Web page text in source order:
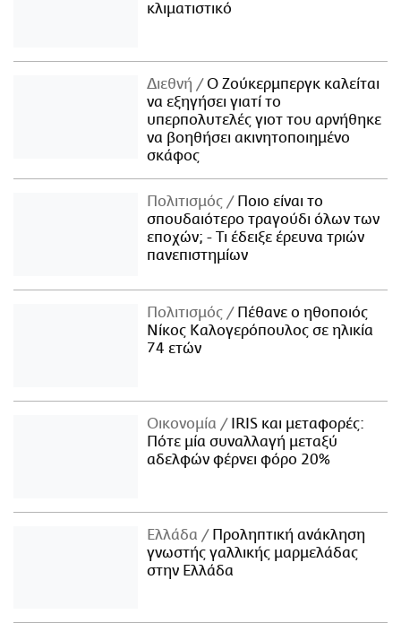
κλιματιστικό
Διεθνή
Ο Ζούκερμπεργκ καλείται
να εξηγήσει γιατί το
υπερπολυτελές γιοτ του αρνήθηκε
να βοηθήσει ακινητοποιημένο
σκάφος
Πολιτισμός
Ποιο είναι το
σπουδαιότερο τραγούδι όλων των
εποχών; - Τι έδειξε έρευνα τριών
πανεπιστημίων
Πολιτισμός
Πέθανε ο ηθοποιός
Νίκος Καλογερόπουλος σε ηλικία
74 ετών
Οικονομία
IRIS και μεταφορές:
Πότε μία συναλλαγή μεταξύ
αδελφών φέρνει φόρο 20%
Ελλάδα
Προληπτική ανάκληση
γνωστής γαλλικής μαρμελάδας
στην Ελλάδα